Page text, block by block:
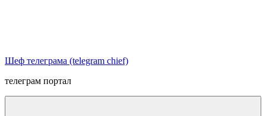
Шеф телеграма (telegram chief)
телеграм портал